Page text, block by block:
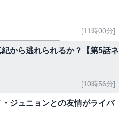
[11時00分]
から逃れられるか？【第5話ネ
[10時56分]
ジュニョンとの友情がライバ